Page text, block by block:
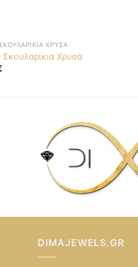
ΧΡΥΣΆ
Σκουλαρίκια Χρυσά
DIMAJEWELS.GR